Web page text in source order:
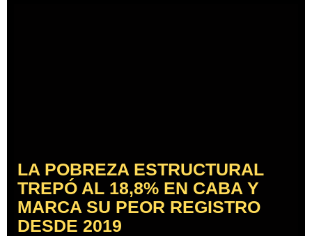
LA POBREZA ESTRUCTURAL
TREPÓ AL 18,8% EN CABA Y
MARCA SU PEOR REGISTRO
DESDE 2019